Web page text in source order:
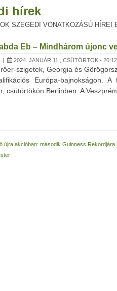
hírek
SZEGEDI VONATKOZÁSÚ HÍREI
Eb – Mindhárom újonc
| 2024. JANUÁR 11., CSÜTÖRTÖK - 20:12
szigetek, Georgia és
Európa-bajnokságon.
csütörtökön Berlinben. A
újra akcióban: második Guinness Rekordjára